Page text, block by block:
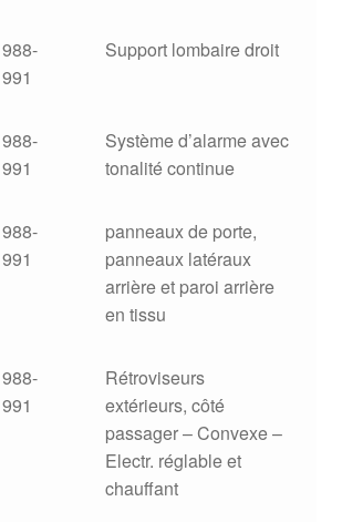
Support lombaire droit
Système d’alarme avec
tonalité continue
panneaux de porte,
panneaux latéraux
arrière et paroi arrière
en tissu
Rétroviseurs
extérieurs, côté
passager – Convexe –
Electr. réglable et
chauffant